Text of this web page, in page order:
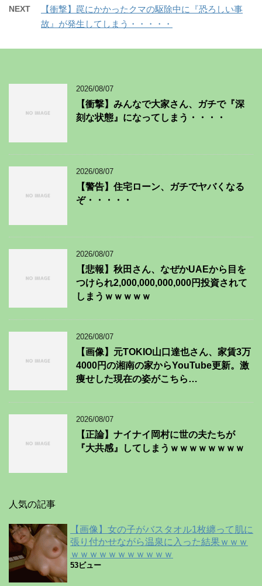
NEXT
【衝撃】罠にかかったクマの駆除中に『恐ろしい事
故』が発生してしまう・・・・・
2026/08/07
【衝撃】みんなで大家さん、ガチで『深
刻な状態』になってしまう・・・・
2026/08/07
【警告】住宅ローン、ガチでヤバくなる
ぞ・・・・・
2026/08/07
【悲報】秋田さん、なぜかUAEから目を
つけられ2,000,000,000,000円投資されて
しまうｗｗｗｗｗ
2026/08/07
【画像】元TOKIO山口達也さん、家賃3万
4000円の湘南の家からYouTube更新。激
痩せした現在の姿がこちら…
2026/08/07
【正論】ナイナイ岡村に世の夫たちが
『大共感』してしまうｗｗｗｗｗｗｗｗ
人気の記事
【画像】女の子がバスタオル1枚纏って肌に
張り付かせながら温泉に入った結果ｗｗｗ
ｗｗｗｗｗｗｗｗｗｗｗ
53ビュー